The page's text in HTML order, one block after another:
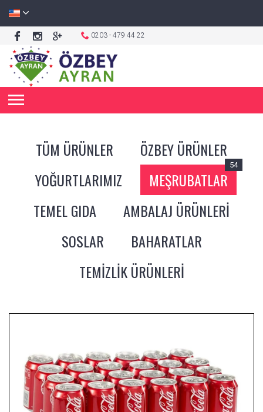
0203 - 479 44 22
TÜM ÜRÜNLER
ÖZBEY ÜRÜNLER
YOĞURTLARIMIZ
MEŞRUBATLAR
54
TEMEL GIDA
AMBALAJ ÜRÜNLERİ
SOSLAR
BAHARATLAR
TEMİZLİK ÜRÜNLERİ